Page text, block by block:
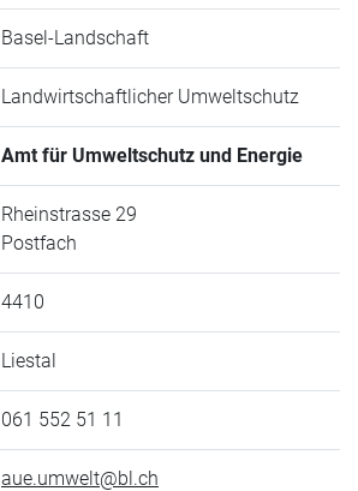
Basel-Landschaft
Landwirtschaftlicher Umweltschutz
Amt für Umweltschutz und Energie
Rheinstrasse 29
Postfach
4410
Liestal
061 552 51 11
aue.umwelt@bl.ch